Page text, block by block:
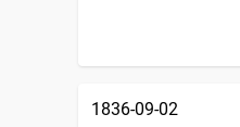
1836-09-02